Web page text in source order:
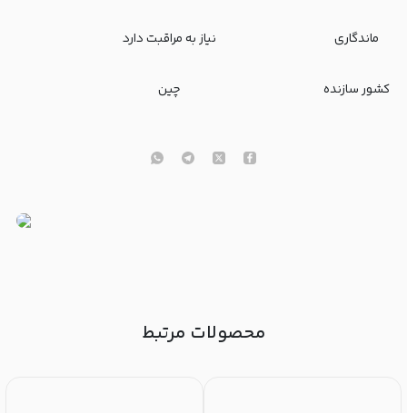
ماندگاری نیاز به مراقبت دارد
کشور سازنده چین
محصولات مرتبط